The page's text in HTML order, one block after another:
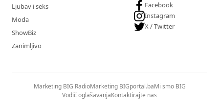
Ljubav i seks
Moda
ShowBiz
Zanimljivo
Facebook
Instagram
X / Twitter
Marketing BIG RadioMarketing BIGportal.baMi smo BIG
Vodič oglašavanjaKontaktirajte nas